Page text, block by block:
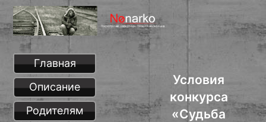
Условия
конкурса
«Судьба
Главная
Описание
Родителям